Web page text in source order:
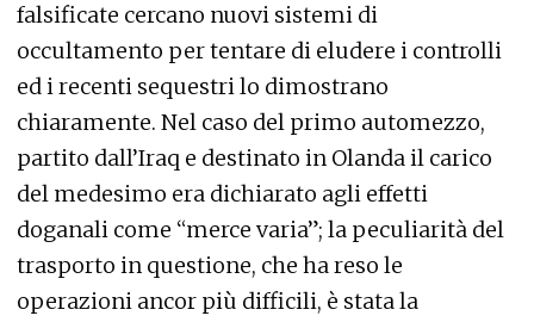
falsificate cercano nuovi sistemi di
occultamento per tentare di eludere i controlli
ed i recenti sequestri lo dimostrano
chiaramente. Nel caso del primo automezzo,
partito dall’Iraq e destinato in Olanda il carico
del medesimo era dichiarato agli effetti
doganali come “merce varia”; la peculiarità del
trasporto in questione, che ha reso le
operazioni ancor più difficili, è stata la